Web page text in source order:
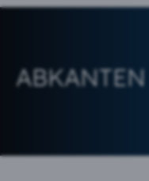
ABKANTEN